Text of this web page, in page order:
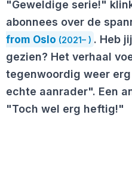
"Geweldige serie!"
abonnees over de
from Oslo (2021– ) . Heb
gezien? Het verhaal
tegenwoordig weer
echte aanrader". Een
"Toch wel erg heftig!"